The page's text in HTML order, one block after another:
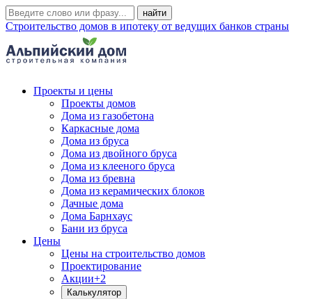
Строительство домов в ипотеку от ведущих банков страны
Проекты и цены
Проекты домов
Дома из газобетона
Каркасные дома
Дома из бруса
Дома из двойного бруса
Дома из клееного бруса
Дома из бревна
Дома из керамических блоков
Дачные дома
Дома Барнхаус
Бани из бруса
Цены
Цены на строительство домов
Проектирование
Акции+2
Калькулятор